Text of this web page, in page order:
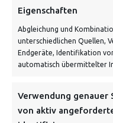
Eigenschaften
Abgleichung und
unterschiedlichen Quellen,
Endgeräte, Identifikation
automatisch übermittelter
Verwendung genauer
von aktiv
NEWSLETTER